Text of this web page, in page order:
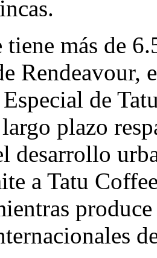
más de
Rendeavour,
de
plazo
desarrollo
a Tatu